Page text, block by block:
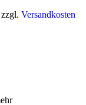
zzgl. Versandkosten